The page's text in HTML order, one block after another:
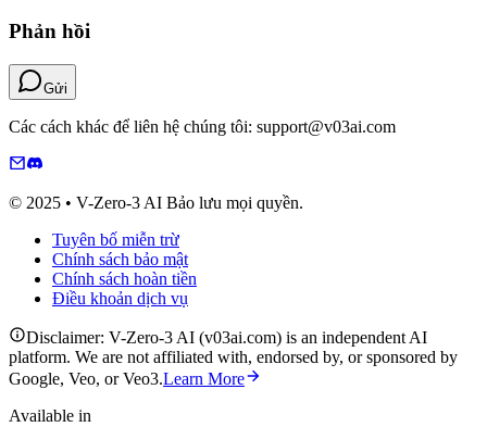
Phản hồi
Gửi
Các cách khác để liên hệ chúng tôi: support@v03ai.com
© 2025 • V-Zero-3 AI Bảo lưu mọi quyền.
Tuyên bố miễn trừ
Chính sách bảo mật
Chính sách hoàn tiền
Điều khoản dịch vụ
Disclaimer: V-Zero-3 AI (v03ai.com) is an independent AI
platform. We are not affiliated with, endorsed by, or sponsored by
Google, Veo, or Veo3.Learn More
Available in